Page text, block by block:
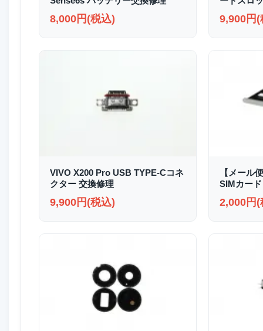
8,000円(税込) 9,900円(
VIVO X200 Pro USB TYPE-Cコネ
クター 交換修理
9,900円(税込)
【メール
SIMカー
2,000円(